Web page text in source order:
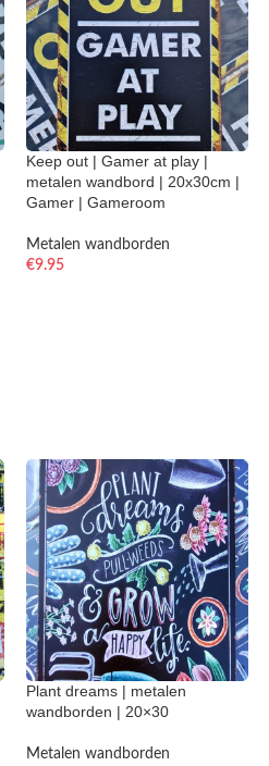
Keep out | Gamer at play |
metalen wandbord | 20x30cm |
Gamer | Gameroom
Metalen wandborden
€9.95
Plant dreams | metalen
wandborden | 20×30
Metalen wandborden